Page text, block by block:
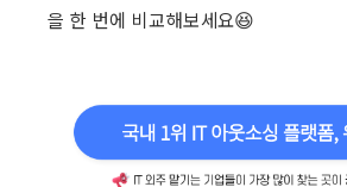
을 한 번에 비교해보세요😆